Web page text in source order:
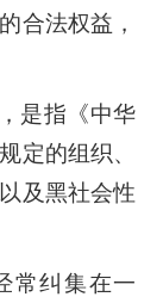
合法权益，
是指《中华
定的组织、
及黑社会性
常纠集在一